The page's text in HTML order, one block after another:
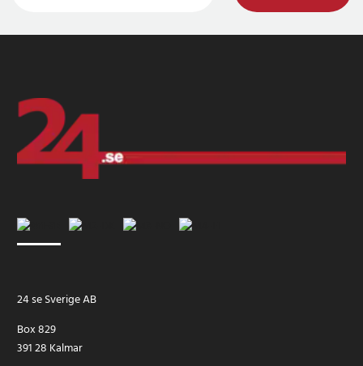
24 se Sverige AB
Box 829
391 28 Kalmar